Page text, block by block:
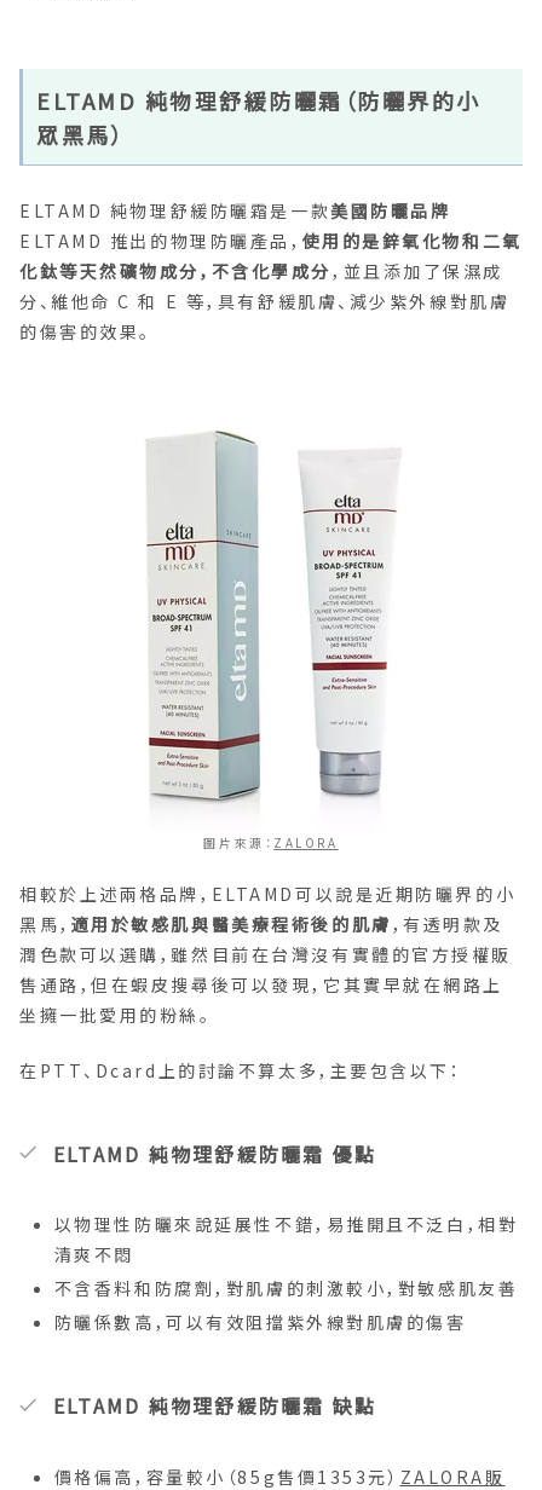
ELTAMD 純物理舒緩防曬霜（防曬界的小
眾黑馬）
ELTAMD 純物理舒緩防曬霜是一款美國防曬品牌
ELTAMD 推出的物理防曬產品， 使用的是鋅氧化物和二氧
化鈦等天然礦物成分，不含化學成分，並且添加了保濕成
分、維他命 C 和 E 等，具有舒緩肌膚、減少紫外線對肌膚
的傷害的效果。
圖片來源： ZALORA
相較於上述兩格品牌，ELTAMD可以說是近期防曬界的小
黑馬， 適用於敏感肌與醫美療程術後的肌膚 ，有透明款及
潤色款可以選購，雖然目前在台灣沒有實體的官方授權販
售通路，但在蝦皮搜尋後可以發現，它其實早就在網路上
坐擁一批愛用的粉絲。
在PTT、Dcard上的討論不算太多，主要包含以下：
ELTAMD 純物理舒緩防曬霜 優點
以物理性防曬來說延展性不錯，易推開且不泛白，相對
清爽不悶
不含香料和防腐劑，對肌膚的刺激較小，對敏感肌友善
防曬係數高，可以有效阻擋紫外線對肌膚的傷害
ELTAMD 純物理舒緩防曬霜 缺點
價格偏高，容量較小（85g售價1353元） ZALORA販